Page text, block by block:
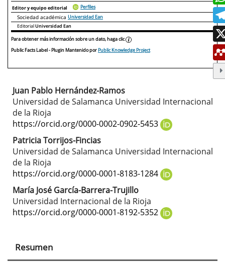
Editor y equipo editorial Perfiles
Sociedad académica Universidad Ean
EditorialUniversidad Ean
Para obtener más información sobre un dato, haga clic
Public Facts Label- Plugin Mantenido por Public Knowledge Project
Contenido
principal
del
artículo
Juan Pablo Hernández-Ramos
Universidad de Salamanca Universidad Internacional
de la Rioja
https://orcid.org/0000-0002-0902-5453
Patricia Torrijos-Fincias
Universidad de Salamanca Universidad Internacional
de la Rioja
https://orcid.org/0000-0001-8183-1284
María José García-Barrera-Trujillo
Universidad Internacional de la Rioja
https://orcid.org/0000-0001-8192-5352
Resumen